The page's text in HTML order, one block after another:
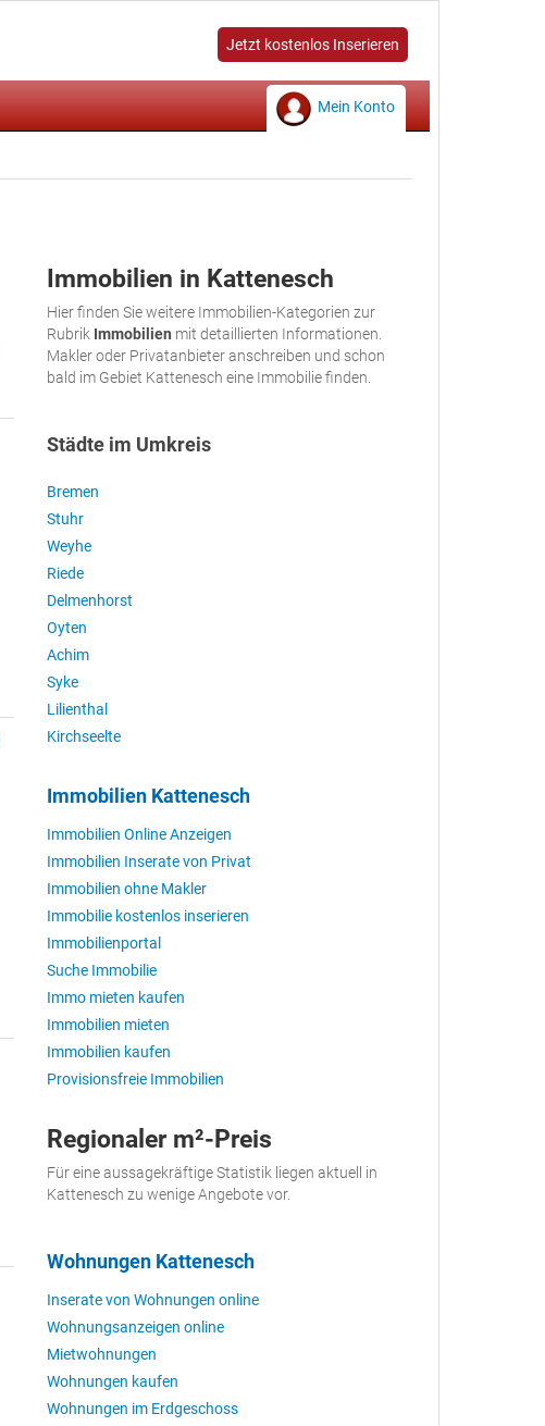
Jetzt kostenlos Inserieren
Mein Konto
Immobilien in Kattenesch
Hier finden Sie weitere Immobilien-Kategorien zur
Rubrik Immobilien mit detaillierten Informationen.
Makler oder Privatanbieter anschreiben und schon
bald im Gebiet Kattenesch eine Immobilie finden.
Städte im Umkreis
Bremen
Stuhr
Weyhe
Riede
Delmenhorst
Oyten
Achim
Syke
Lilienthal
Kirchseelte
Immobilien Kattenesch
Immobilien Online Anzeigen
Immobilien Inserate von Privat
Immobilien ohne Makler
Immobilie kostenlos inserieren
Immobilienportal
Suche Immobilie
Immo mieten kaufen
Immobilien mieten
Immobilien kaufen
Provisionsfreie Immobilien
Regionaler m²-Preis
Für eine aussagekräftige Statistik liegen aktuell in
Kattenesch zu wenige Angebote vor.
Wohnungen Kattenesch
Inserate von Wohnungen online
Wohnungsanzeigen online
Mietwohnungen
Wohnungen kaufen
Wohnungen im Erdgeschoss